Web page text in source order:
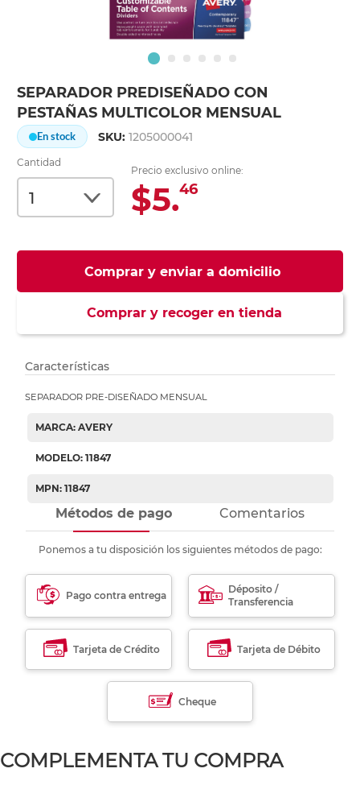
SEPARADOR PREDISEÑADO CON
PESTAÑAS MULTICOLOR MENSUAL
En stock SKU:1205000041
Cantidad
Precio exclusivo online:
$5.46
Comprar y enviar a domicilio
Comprar y recoger en tienda
Características
SEPARADOR PRE-DISEÑADO MENSUAL
MARCA: AVERY
MODELO: 11847
MPN: 11847
Métodos de pago Comentarios
Ponemos a tu disposición los siguientes métodos de pago:
Pago contra entrega
Déposito /
Transferencia
Tarjeta de Crédito Tarjeta de Débito
Cheque
COMPLEMENTA TU COMPRA